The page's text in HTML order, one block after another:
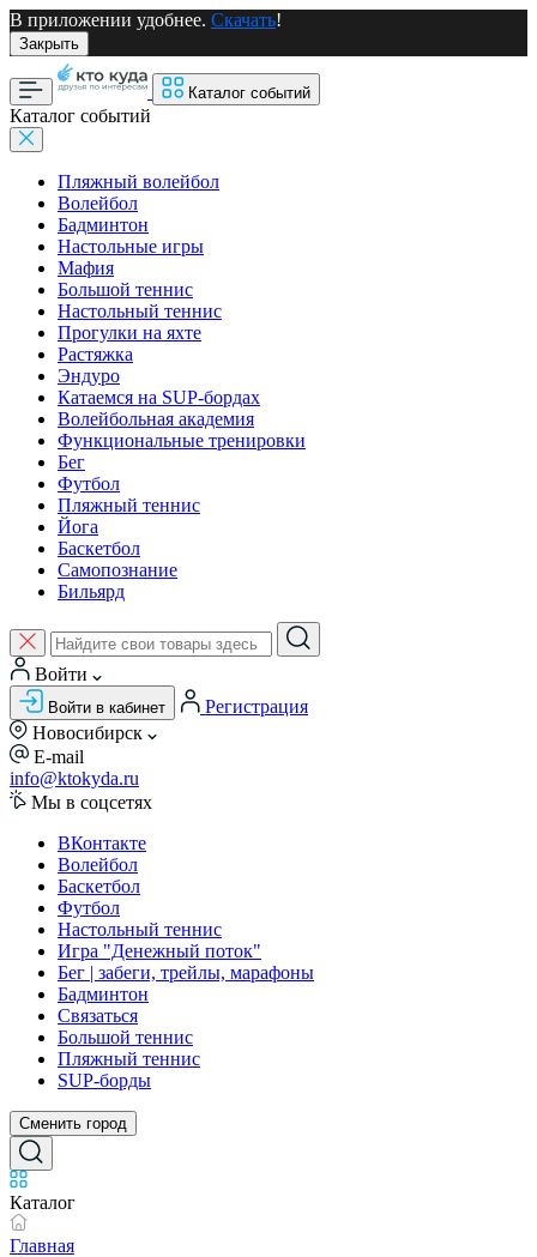
В приложении удобнее. Скачать!
Закрыть
Каталог событий
Каталог событий
Пляжный волейбол
Волейбол
Бадминтон
Настольные игры
Мафия
Большой теннис
Настольный теннис
Прогулки на яхте
Растяжка
Эндуро
Катаемся на SUP-бордах
Волейбольная академия
Функциональные тренировки
Бег
Футбол
Пляжный теннис
Йога
Баскетбол
Самопознание
Бильярд
Войти
Войти в кабинет
Регистрация
Новосибирск
E-mail
info@ktokyda.ru
Мы в соцсетях
ВКонтакте
Волейбол
Баскетбол
Футбол
Настольный теннис
Игра "Денежный поток"
Бег | забеги, трейлы, марафоны
Бадминтон
Связаться
Большой теннис
Пляжный теннис
SUP-борды
Сменить город
Каталог
Главная